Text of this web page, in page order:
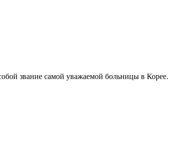
звание самой уважаемой больницы в Корее.